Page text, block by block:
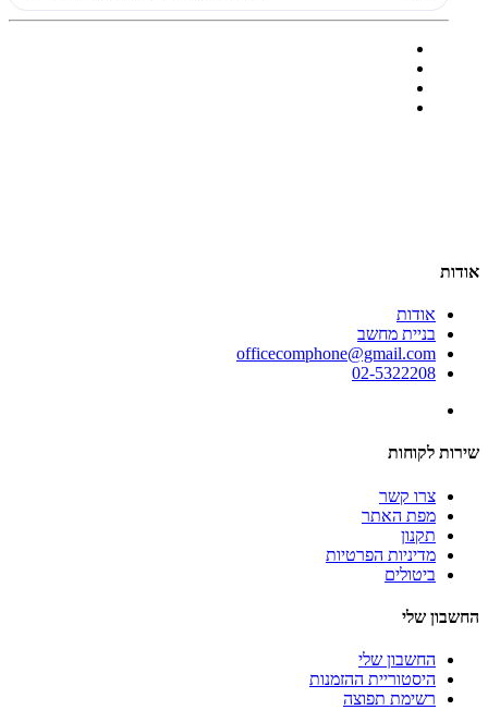
אודות
אודות
בניית מחשב
officecomphone@gmail.com
02-5322208
שירות לקוחות
צרו קשר
מפת האתר
תקנון
מדיניות הפרטיות
ביטולים
החשבון שלי
החשבון שלי
היסטוריית ההזמנות
רשימת תפוצה